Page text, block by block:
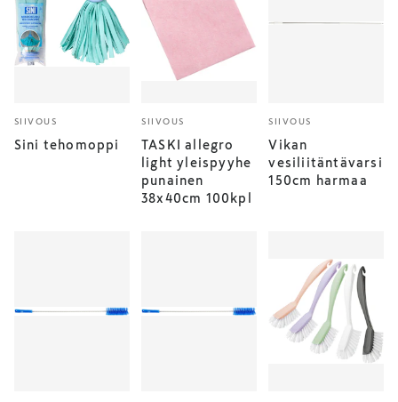
SIIVOUS
Sini tehomoppi
SIIVOUS
TASKI allegro
light yleispyyhe
punainen
38x40cm 100kpl
SIIVOUS
Vikan
vesiliitäntävarsi
150cm harmaa